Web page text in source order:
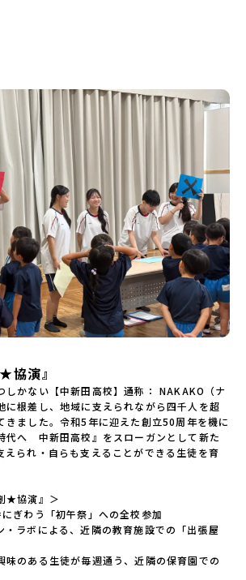
協演』
しかない【中新田高校】通称： NAKAKO（ナ
に根差し、地域に支えられながら四千人を超
きました。令和5年に迎えた創立50周年を機に
代へ　中新田高校』をスローガンとして新た
えられ・自らも支えることができる生徒を育
★協演』＞
ぎわう「初午祭」への全校参加
・ラボによる、近隣の教育施設での「出張屋
味のある生徒が毎週通う、近隣の保育園での